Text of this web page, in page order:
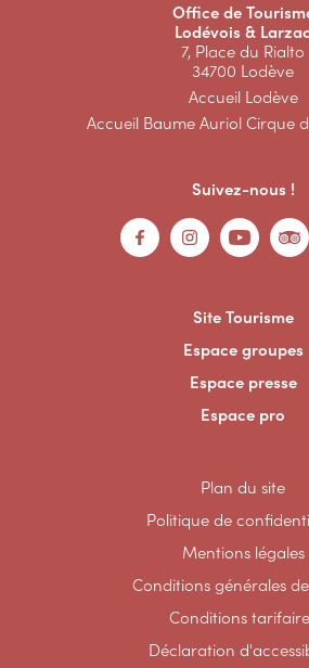
Office de
Lodévois & Larzac
7, Place du Rialto
34700 Lodève
Accueil Lodève
Accueil Baume Auriol Cirque
Suivez-nous !
Site Tourisme
Espace groupes
Espace presse
Espace pro
Plan du site
Politique de
Mentions légales
Conditions générales
Conditions
Déclaration